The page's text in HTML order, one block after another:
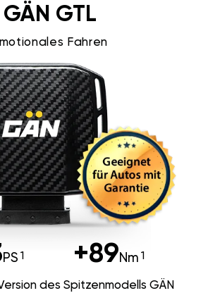
GÄN GTL
Fahren
PS +89Nm
des Spitzenmodells GÄN